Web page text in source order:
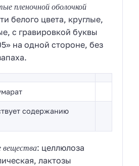
пленочной оболочкой
белого цвета, круглые,
с гравировкой буквы
на одной стороне, без
содержанию
вещества: целлюлоза
лактозы